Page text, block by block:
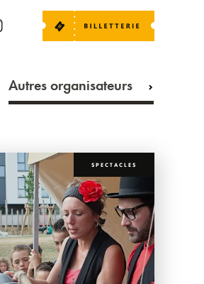
Autres organisateurs
SPECTACLES